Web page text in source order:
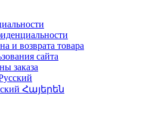
и возврата товара
сайта
заказа
Հայերեն